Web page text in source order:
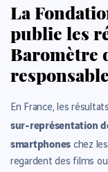
La
publie les
Baromètre
responsable
En France, les
sur-représentation
smartphones chez
regardent des films